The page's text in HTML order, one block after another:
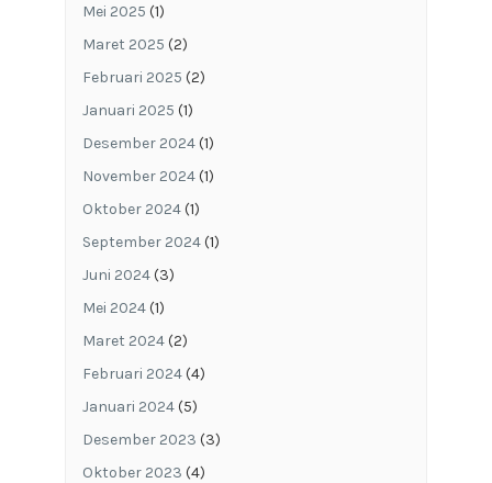
Mei 2025 (1)
Maret 2025 (2)
Februari 2025 (2)
Januari 2025 (1)
Desember 2024(1)
November 2024(1)
Oktober 2024(1)
September 2024(1)
Juni 2024(3)
Mei 2024(1)
Maret 2024(2)
Februari 2024(4)
Januari 2024(5)
Desember 2023 (3)
Oktober 2023 (4)